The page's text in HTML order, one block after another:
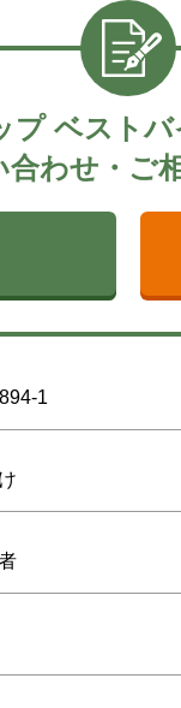
プ ベスト
合わせ・ご
1